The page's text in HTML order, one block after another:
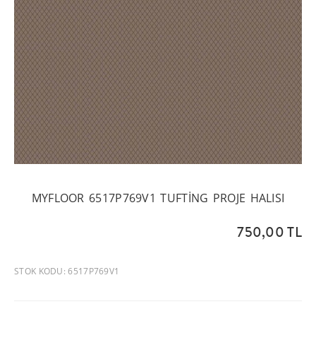
MYFLOOR 6517P769V1 TUFTING PROJE HALISI
750,00 TL
STOK KODU: 6517P769V1